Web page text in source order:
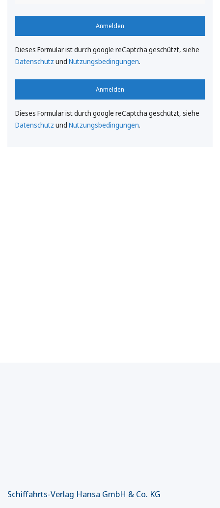
Anmelden
Dieses Formular ist durch google reCaptcha geschützt, siehe
Datenschutz und Nutzungsbedingungen.
Anmelden
Dieses Formular ist durch google reCaptcha geschützt, siehe
Datenschutz und Nutzungsbedingungen.
Schiffahrts-Verlag Hansa GmbH & Co. KG